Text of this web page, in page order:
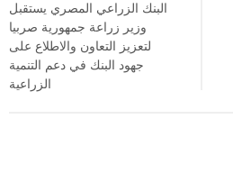
البنك الزراعي المصري يستقبل
وزير زراعة جمهورية صربيا
لتعزيز التعاون والاطلاع على
جهود البنك في دعم التنمية
الزراعية